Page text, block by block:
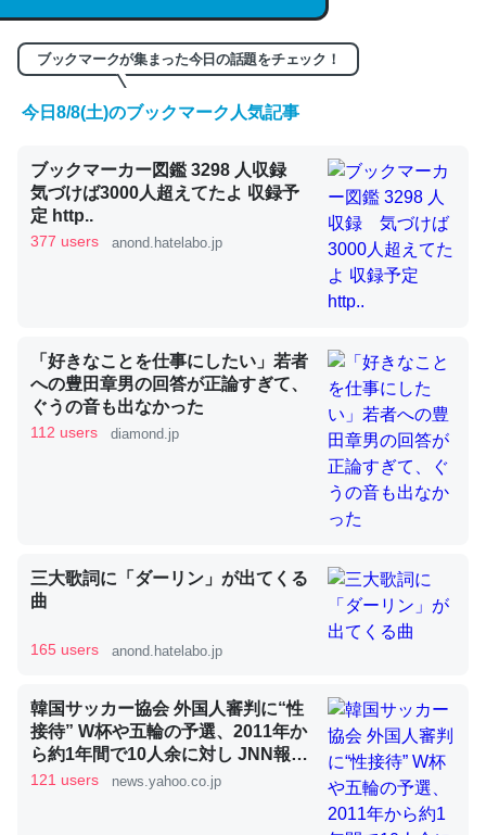
─GPTの仕組みと限界についての考察（１） - conceptualization
くらい。小説でいう「ずっと前の伏線」は回収されないけ
ど、短期記憶というには多い分量。進化すればするほど分
─GPTの仕組みと限界についての考察（１） - conceptualization
昆虫ってカルシウム少ないのか。知らんかった。調べたら
コオロギのカルシウム分はエビの600分の1程度。
─ニュース :: 【研究発表】昆虫学の大問題＝「昆虫はなぜ海にいな
論文では「淡水はカルシウムも酸素も不足してて両方に不
利だから両方が拮抗してるのでは」とあって面白い。海に
ずキチンを強化してる筈だが、酵素が違うのか？
─ニュース :: 【研究発表】昆虫学の大問題＝「昆虫はなぜ海にいな
いのか」に関する新仮説
ブックマークが集まった今日の話題をチェック！
今日8/8(土)のブックマーク人気記事
ブックマーカー図鑑 3298 人収録
気づけば3000人超えてたよ 収録予
定 http..
377 users anond.hatelabo.jp
「好きなことを仕事にしたい」若者
への豊田章男の回答が正論すぎて、
ぐうの音も出なかった
112 users diamond.jp
三大歌詞に「ダーリン」が出てくる
曲
165 users anond.hatelabo.jp
韓国サッカー協会 外国人審判に“性
接待” W杯や五輪の予選、2011年か
ら約1年間で10人余に対し JNN報告
書入手（TBS NEWS DIG Powered
121 users news.yahoo.co.jp